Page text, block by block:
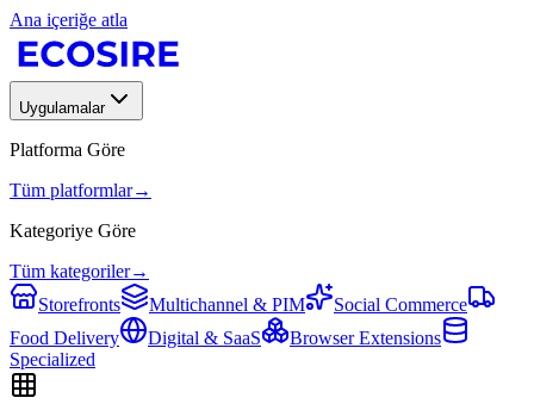
Ana içeriğe atla
Uygulamalar
Platforma Göre
Tüm platformlar→
Kategoriye Göre
Tüm kategoriler→
Storefronts
Multichannel & PIM
Social Commerce
Food Delivery
Digital & SaaS
Browser Extensions
Specialized